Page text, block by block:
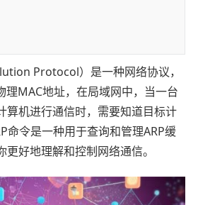
Protocol）是一种网络协议，
理MAC地址，在局域网中，当一台
算机进行通信时，需要知道目标计
命令是一种用于查询和管理ARP缓
好地理解和控制网络通信。